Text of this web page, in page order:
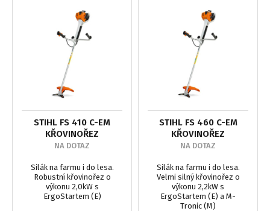
STIHL FS 410 C-EM
KŘOVINOŘEZ
NA DOTAZ
Silák na farmu i do lesa.
Robustní křovinořez o
výkonu 2,0kW s
ErgoStartem (E)
STIHL FS 460 C-EM
KŘOVINOŘEZ
NA DOTAZ
Silák na farmu i do lesa.
Velmi silný křovinořez o
výkonu 2,2kW s
ErgoStartem (E) a M-
Tronic (M)